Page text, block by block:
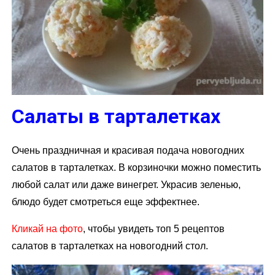
Салаты в тарталетках
Очень праздничная и красивая подача новогодних
салатов в тарталетках. В корзиночки можно поместить
любой салат или даже винегрет. Украсив зеленью,
блюдо будет смотреться еще эффектнее.
Кликай на фото, чтобы увидеть топ 5 рецептов
салатов в тарталетках на новогодний стол.